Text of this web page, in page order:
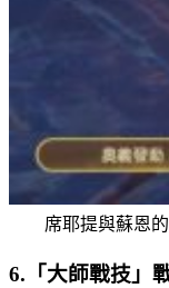
席耶提與蘇恩
6.「大師戰技」